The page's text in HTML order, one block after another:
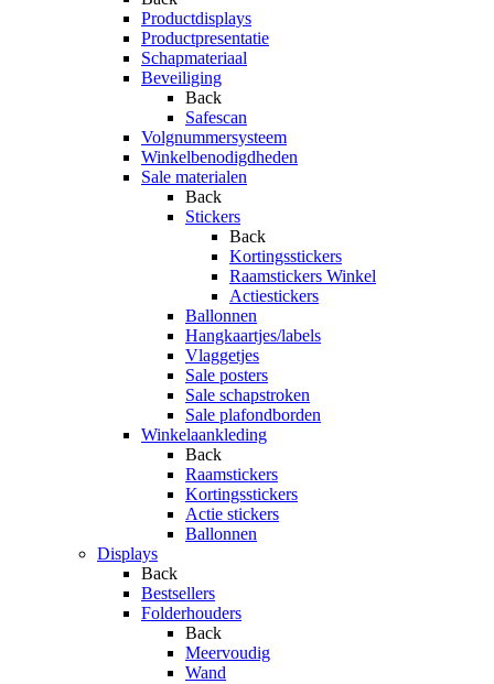
Productdisplays
Productpresentatie
Schapmateriaal
Beveiliging
Back
Safescan
Volgnummersysteem
Winkelbenodigdheden
Sale materialen
Back
Stickers
Back
Kortingsstickers
Raamstickers Winkel
Actiestickers
Ballonnen
Hangkaartjes/labels
Vlaggetjes
Sale posters
Sale schapstroken
Sale plafondborden
Winkelaankleding
Back
Raamstickers
Kortingsstickers
Actie stickers
Ballonnen
Displays
Back
Bestsellers
Folderhouders
Back
Meervoudig
Wand